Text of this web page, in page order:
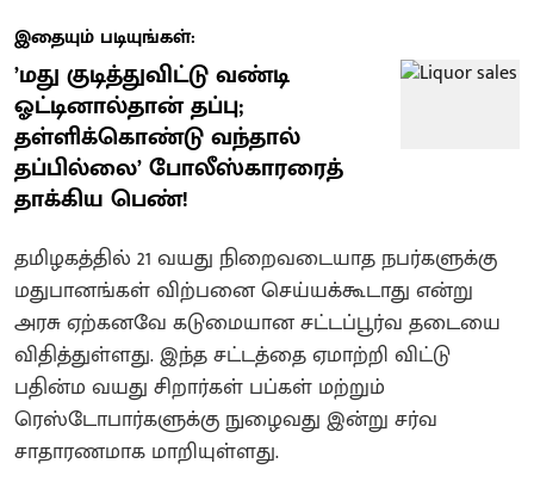
இதையும் படியுங்கள்:
’மது குடித்துவிட்டு வண்டி
ஓட்டினால்தான் தப்பு;
தள்ளிக்கொண்டு வந்தால்
தப்பில்லை’ போலீஸ்காரரைத்
தாக்கிய பெண்!
தமிழகத்தில் 21 வயது நிறைவடையாத நபர்களுக்கு
மதுபானங்கள் விற்பனை செய்யக்கூடாது என்று
அரசு ஏற்கனவே கடுமையான சட்டப்பூர்வ தடையை
விதித்துள்ளது. இந்த சட்டத்தை ஏமாற்றி விட்டு
பதின்ம வயது சிறார்கள் பப்கள் மற்றும்
ரெஸ்டோபார்களுக்கு நுழைவது இன்று சர்வ
சாதாரணமாக மாறியுள்ளது.